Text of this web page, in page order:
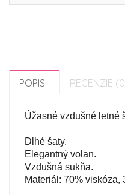
POPIS RECENZIE
Úžasné vzdušné letné
Dlhé šaty.
Elegantný volan.
Vzdušná sukňa.
Materiál: 70% viskóza,